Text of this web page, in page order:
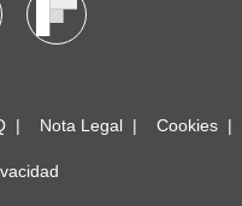
Nota Legal Cookies